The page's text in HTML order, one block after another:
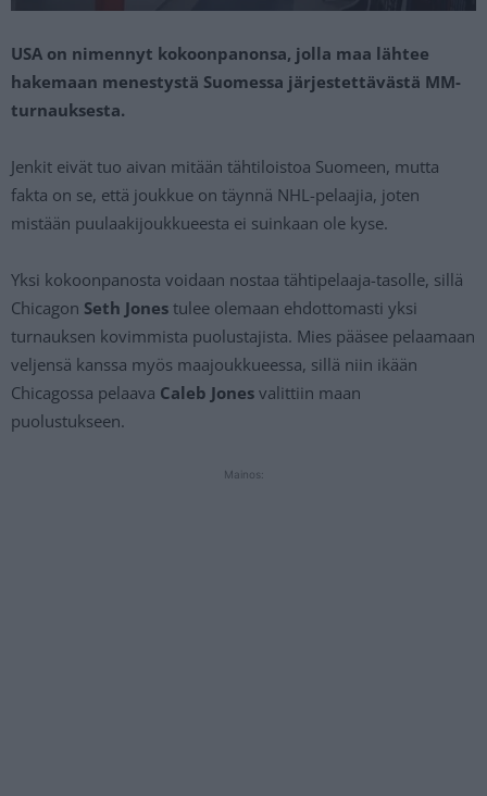
USA on nimennyt kokoonpanonsa, jolla maa lähtee
hakemaan menestystä Suomessa järjestettävästä MM-
turnauksesta.
Jenkit eivät tuo aivan mitään tähtiloistoa Suomeen, mutta
fakta on se, että joukkue on täynnä NHL-pelaajia, joten
mistään puulaakijoukkueesta ei suinkaan ole kyse.
Yksi kokoonpanosta voidaan nostaa tähtipelaaja-tasolle, sillä
Chicagon Seth Jones tulee olemaan ehdottomasti yksi
turnauksen kovimmista puolustajista. Mies pääsee pelaamaan
veljensä kanssa myös maajoukkueessa, sillä niin ikään
Chicagossa pelaava Caleb Jones valittiin maan
puolustukseen.
Mainos: